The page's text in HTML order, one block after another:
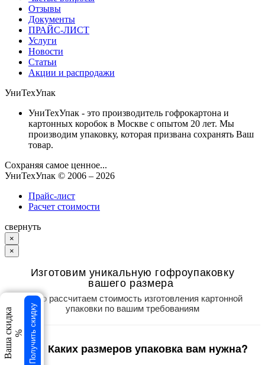
Отзывы
Документы
ПРАЙС-ЛИСТ
Услуги
Новости
Статьи
Акции и распродажи
УниТехУпак
УниТехУпак - это производитель гофрокартона и
картонных коробок в Москве с опытом 20 лет. Мы
производим упаковку, которая призвана сохранять Ваш
товар.
Сохраняя самое ценное...
УниТехУпак © 2006 – 2026
Прайс-лист
Расчет стоимости
свернуть
×
×
Изготовим уникальную гофроупаковку
вашего размера
Точно рассчитаем стоимость изготовления картонной
упаковки по вашим требованиям
/3 Каких размеров упаковка вам нужна?
Ваша скидка % Получить скидку